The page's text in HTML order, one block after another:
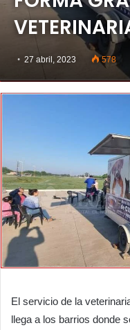
27 abril, 2023 578
El servicio de la
llega a los barrios donde